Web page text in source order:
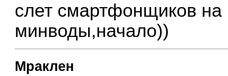
слет смартфонщиков
минводы,начало))
Мраклен